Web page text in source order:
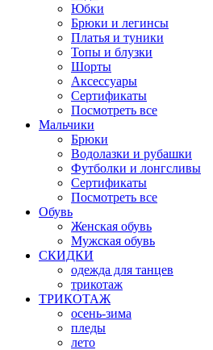
Юбки
Брюки и легинсы
Платья и туники
Топы и блузки
Шорты
Аксессуары
Сертификаты
Посмотреть все
Мальчики
Брюки
Водолазки и рубашки
Футболки и лонгсливы
Сертификаты
Посмотреть все
Обувь
Женская обувь
Мужская обувь
СКИДКИ
одежда для танцев
трикотаж
ТРИКОТАЖ
осень-зима
пледы
лето